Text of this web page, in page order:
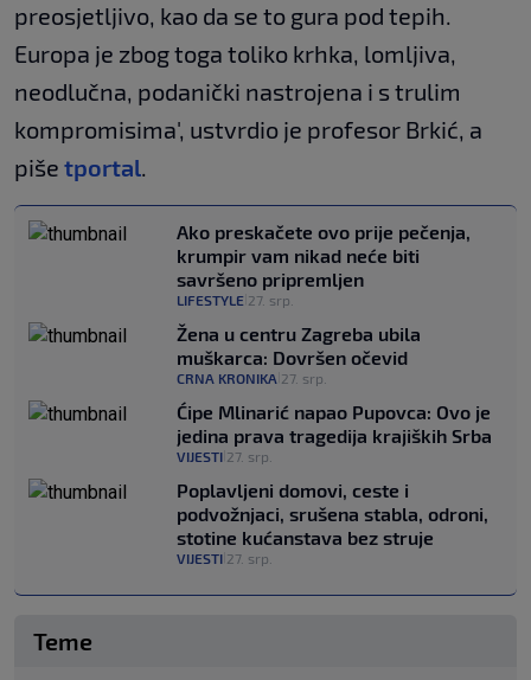
preosjetljivo, kao da se to gura pod tepih.
Europa je zbog toga toliko krhka, lomljiva,
neodlučna, podanički nastrojena i s trulim
kompromisima', ustvrdio je profesor Brkić, a
piše tportal.
Ako preskačete ovo prije pečenja,
krumpir vam nikad neće biti
savršeno pripremljen
LIFESTYLE 27. srp.
Žena u centru Zagreba ubila
muškarca: Dovršen očevid
CRNA KRONIKA 27. srp.
Ćipe Mlinarić napao Pupovca: Ovo je
jedina prava tragedija krajiških Srba
VIJESTI 27. srp.
Poplavljeni domovi, ceste i
podvožnjaci, srušena stabla, odroni,
stotine kućanstava bez struje
VIJESTI 27. srp.
Teme